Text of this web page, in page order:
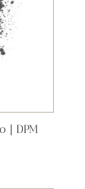
| DPM